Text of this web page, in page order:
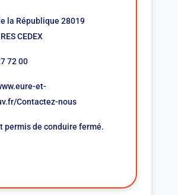
la République 28019
CEDEX
72 00
et-
Contactez-nous
permis de conduire fermé.